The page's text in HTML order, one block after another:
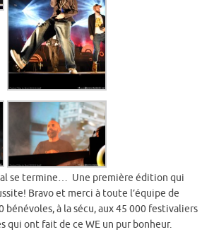
se termine… Une première édition qui
Bravo et merci à toute l’équipe de
bénévoles, à la sécu, aux 45 000 festivaliers
qui ont fait de ce WE un pur bonheur.